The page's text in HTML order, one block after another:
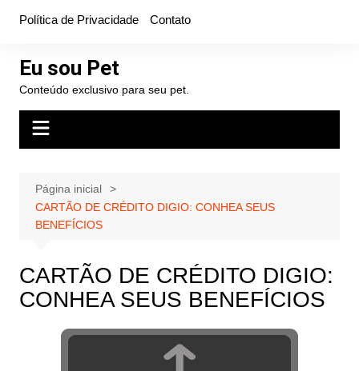
conteúdo
Política de Privacidade Contato
Eu sou Pet
Conteúdo exclusivo para seu pet.
Página inicial
CARTÃO DE CRÉDITO DIGIO: CONHEA SEUS
BENEFÍCIOS
CARTÃO DE CRÉDITO DIGIO:
CONHEA SEUS BENEFÍCIOS